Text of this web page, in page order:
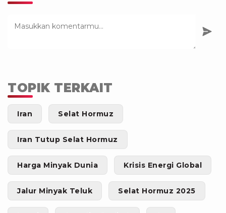
TOPIK TERKAIT
Iran Selat Hormuz
Iran Tutup Selat Hormuz
Harga Minyak Dunia Krisis Energi Global
Jalur Minyak Teluk Selat Hormuz 2025